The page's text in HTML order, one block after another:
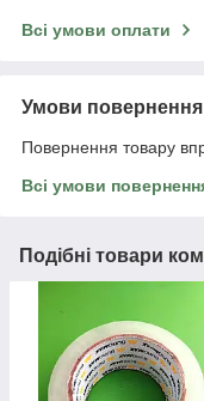
Всі умови оплати
Умови повернення
Повернення товару
Всі умови
Подібні товари